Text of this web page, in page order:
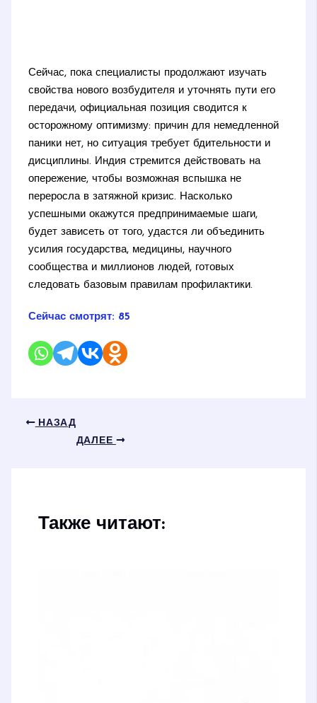
Сейчас, пока специалисты продолжают изучать
свойства нового возбудителя и уточнять пути его
передачи, официальная позиция сводится к
осторожному оптимизму: причин для немедленной
паники нет, но ситуация требует бдительности и
дисциплины. Индия стремится действовать на
опережение, чтобы возможная вспышка не
переросла в затяжной кризис. Насколько
успешными окажутся предпринимаемые шаги,
будет зависеть от того, удастся ли объединить
усилия государства, медицины, научного
сообщества и миллионов людей, готовых
следовать базовым правилам профилактики.
Сейчас смотрят: 85
НАЗАД
ДАЛЕЕ
Также читают: